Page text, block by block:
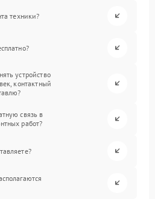
техники?
устройство
контактный
связь в
работ?